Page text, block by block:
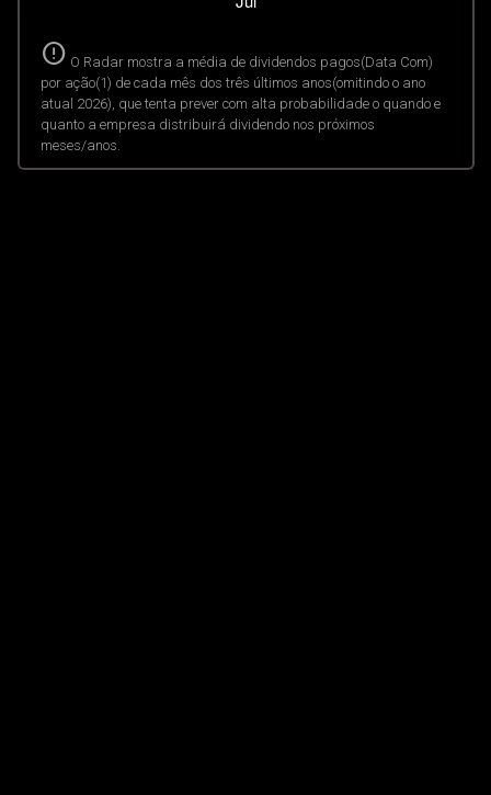
error O Radar mostra a média de dividendos pagos(Data Com)
por ação(1) de cada mês dos três últimos anos(omitindo o ano
atual 2026), que tenta prever com alta probabilidade o quando e
quanto a empresa distribuirá dividendo nos próximos
meses/anos.